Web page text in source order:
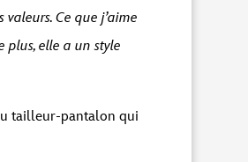
Ce que j’aime
plus, elle a un style
tailleur-pantalon qui